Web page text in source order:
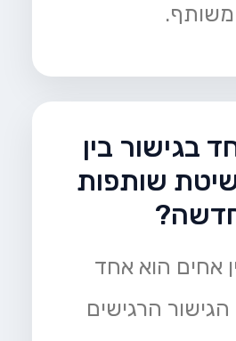
משותף.
בגישור בין
שותפות
אחים הוא אחד
הרגישים